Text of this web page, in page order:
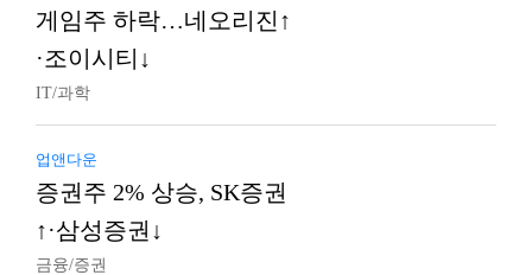
게임주 하락…네오리진↑
·조이시티↓
IT/과학
업앤다운
증권주 2% 상승, SK증권
↑·삼성증권↓
금융/증권